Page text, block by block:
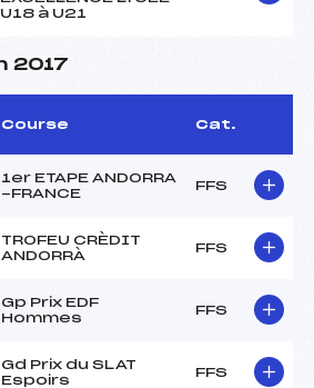
U18 à U21
2017
Course Cat.
1er ETAPE ANDORRA
-FRANCE
FFS
TROFEU CRÈDIT
ANDORRÀ
FFS
Gp Prix EDF
Hommes
FFS
Gd Prix du SLAT
Espoirs
FFS